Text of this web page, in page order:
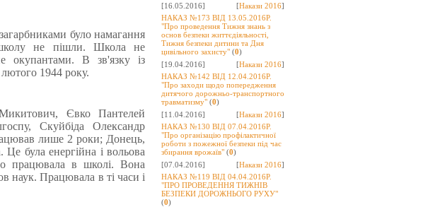
[16.05.2016]
[Накази 2016]
НАКАЗ №173 ВІД 13.05.2016Р.
"Про проведення Тижня знань з
основ безпеки життєдіяльності,
Тижня безпеки дитини та Дня
цивільного захисту" (0)
[19.04.2016]
[Накази 2016]
НАКАЗ №142 ВІД 12.04.2016Р.
"Про заходи щодо попередження
дитячого дорожньо-транспортного
травматизму" (0)
[11.04.2016]
[Накази 2016]
НАКАЗ №130 ВІД 07.04.2016Р.
"Про організацію профілактичної
роботи з пожежної безпеки під час
збирання врожаїв" (0)
[07.04.2016]
[Накази 2016]
НАКАЗ №119 ВІД 04.04.2016Р.
"ПРО ПРОВЕДЕННЯ ТИЖНІВ
БЕЗПЕКИ ДОРОЖНЬОГО РУХУ"
(0)
було намагання
школу не пішли. Школа не
окупантами. В зв'язку із
1944 року.
Євко Пантелей
Скуйбіда Олександр
лише 2 роки; Донець,
Це була енергійна і вольова
працювала в школі. Вона
наук. Працювала в ті часи і